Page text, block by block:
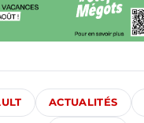
ACTUALITÉS